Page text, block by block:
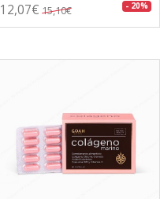
12,07€ 15,10€ - 20%